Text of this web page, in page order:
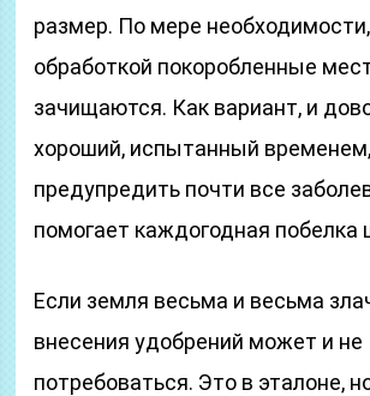
размер. По мере
обработкой покоробленные
зачищаются. Как вариант, и
хороший, испытанный временем,
предупредить почти все
помогает каждогодная побелка
Если земля весьма и весьма
внесения удобрений может и не
потребоваться. Это в эталоне,